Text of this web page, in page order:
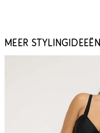
MEER STYLINGIDEEËN